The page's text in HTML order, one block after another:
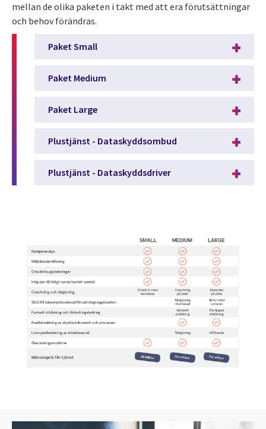
mellan de olika paketen i takt med att era förutsättningar
och behov förändras.
Paket Small
Paket Medium
Paket Large
Plustjänst - Dataskyddsombud
Plustjänst - Dataskyddsdriver